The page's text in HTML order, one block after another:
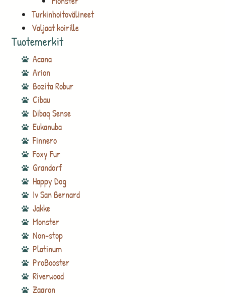
Turkinhoitovälineet
Valjaat koirille
Tuotemerkit
Acana
Arion
Bozita Robur
Cibau
Dibaq Sense
Eukanuba
Finnero
Foxy Fur
Grandorf
Happy Dog
Iv San Bernard
Jakke
Monster
Non-stop
Platinum
ProBooster
Riverwood
Zaaron